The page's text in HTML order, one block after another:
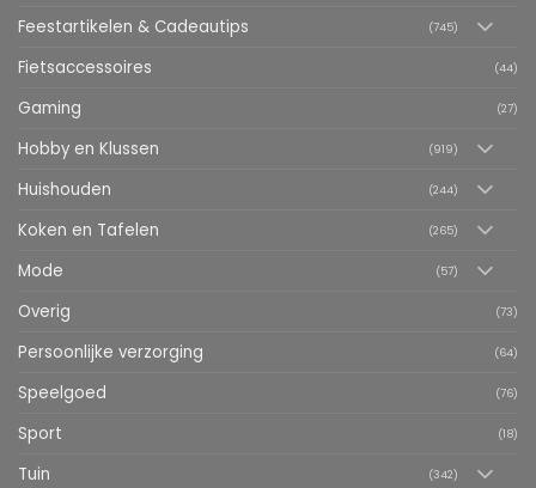
Feestartikelen & Cadeautips (745)
Fietsaccessoires (44)
Gaming (27)
Hobby en Klussen (919)
Huishouden (244)
Koken en Tafelen (265)
Mode (57)
Overig (73)
Persoonlijke verzorging (64)
Speelgoed (76)
Sport (18)
Tuin (342)